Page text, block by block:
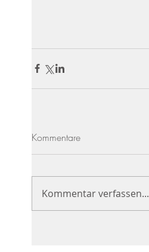
Kommentare
Kommentar verfassen...